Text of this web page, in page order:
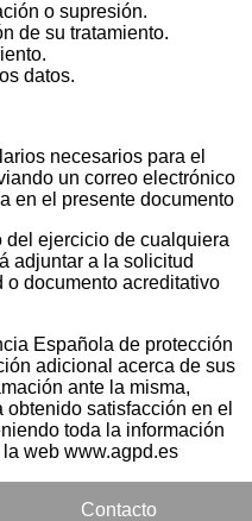
o supresión.
de su tratamiento.
datos.
necesarios para el
un correo electrónico
en el presente documento
del ejercicio de cualquiera
adjuntar a la solicitud
o documento acreditativo
Española de protección
adicional acerca de sus
ante la misma,
satisfacción en el
toda la información
web www.agpd.es
Contacto